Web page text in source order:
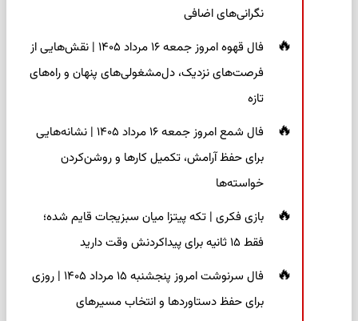
نگرانی‌های اضافی
فال قهوه امروز جمعه ۱۶ مرداد ۱۴۰۵ | نقش‌هایی از
فرصت‌های نزدیک، دل‌مشغولی‌های پنهان و راه‌های
تازه
فال شمع امروز جمعه ۱۶ مرداد ۱۴۰۵ | نشانه‌هایی
برای حفظ آرامش، تکمیل کارها و روشن‌کردن
خواسته‌ها
بازی فکری | تکه پیتزا میان سبزیجات قایم شده؛
فقط ۱۵ ثانیه برای پیداکردنش وقت دارید
فال سرنوشت امروز پنجشنبه ۱۵ مرداد ۱۴۰۵ | روزی
برای حفظ دستاوردها و انتخاب مسیرهای